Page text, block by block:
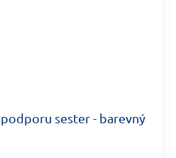
sester - barevný